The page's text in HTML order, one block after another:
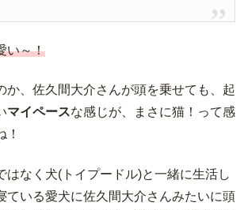
い～！
か、佐久間大介さんが頭を乗せても、起
マイペースな感じが、まさに猫！って感
！
はなく犬(トイプードル)と一緒に生活し
ている愛犬に佐久間大介さんみたいに頭